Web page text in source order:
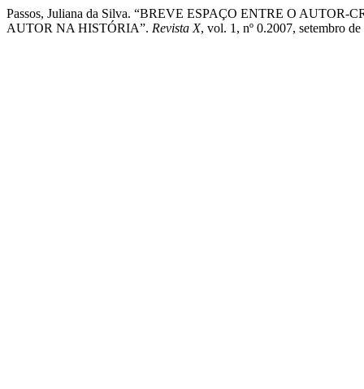
Passos, Juliana da Silva. “BREVE ESPAÇO ENTRE O
AUTOR NA HISTÓRIA”. Revista X, vol. 1, nº 0.2007, setembro